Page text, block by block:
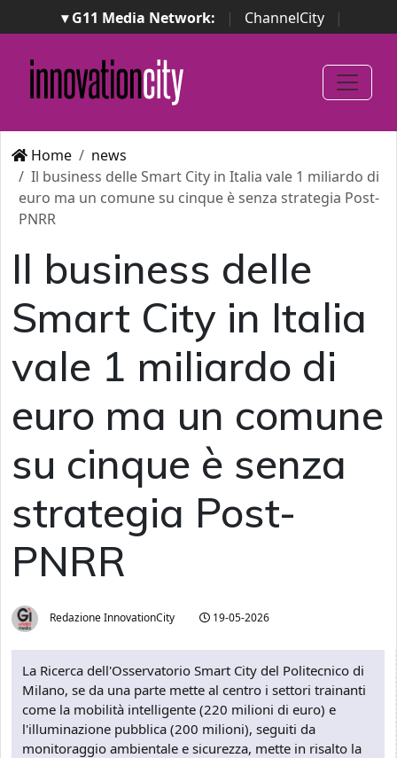
▾ G11 Media Network: | ChannelCity
|
ImpresaCity | SecurityOpenLab | Italian Channel
Awards
Italian Project Awards
Italian Security
Awards
Home
news
Il business delle Smart City in Italia vale 1 miliardo di
euro ma un comune su cinque è senza strategia Post-
PNRR
Il business delle
Smart City in Italia
vale 1 miliardo di
euro ma un comune
su cinque è senza
strategia Post-
PNRR
Redazione InnovationCity 19-05-2026
La Ricerca dell'Osservatorio Smart City del Politecnico di
Milano, se da una parte mette al centro i settori trainanti
come la mobilità intelligente (220 milioni di euro) e
l'illuminazione pubblica (200 milioni), seguiti da
monitoraggio ambientale e sicurezza, mette in risalto la